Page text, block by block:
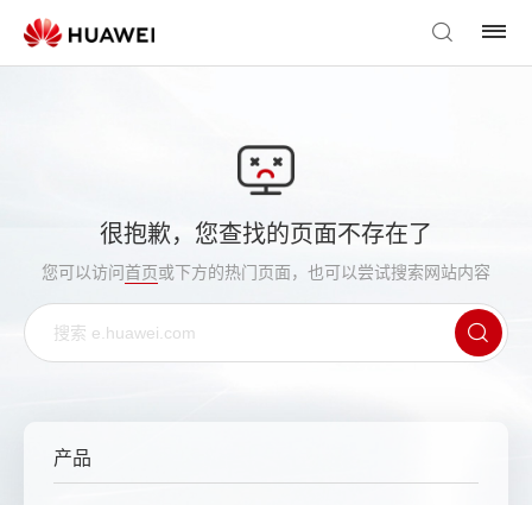
很抱歉，您查找的页面不存在了
您可以访问首页或下方的热门页面，也可以尝试搜索网站内容
产品